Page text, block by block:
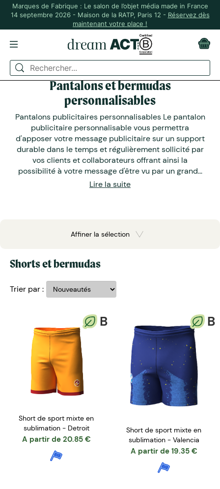
Marques de Fabrique : Le salon de l’objet média made in France
14 septembre 2026 - Maison de la RATP, Paris 12 - Réservez dès
maintenant votre place !
Pantalons et bermudas
personnalisables
Pantalons publicitaires personnalisables Le pantalon
publicitaire personnalisable vous permettra
d'apposer votre message publicitaire sur un support
durable dans le temps et régulièrement sollicité par
vos clients et collaborateurs offrant ainsi la
possibilité à votre message d'être vu par un grand...
Lire la suite
Affiner la sélection
Shorts et bermudas
Trier par :
B
Short de sport mixte en
sublimation - Detroit
A partir de 20.85 €
B
Short de sport mixte en
sublimation - Valencia
A partir de 19.35 €